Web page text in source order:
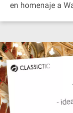
en homenaje a